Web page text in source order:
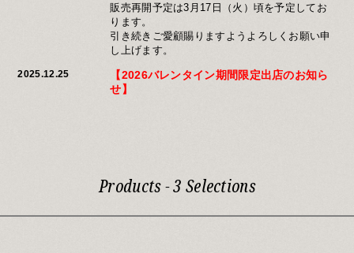
販売再開予定は3月17日（火）頃を予定してお
ります。
引き続きご愛顧賜りますようよろしくお願い申
し上げます。
2025.12.25
【2026バレンタイン期間限定出店のお知ら
せ】
【2026バレンタイン催事 中村有希 来店
日頃よりNakamura Chocolateをご愛顧いた
Products - 3 Selections